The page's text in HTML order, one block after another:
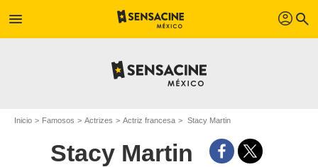
menu profil search
Inicio Famosos Actrizes Actriz francesa Stacy Martin
Stacy Martin